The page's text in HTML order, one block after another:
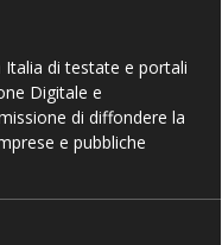
di testate e portali
Digitale e
di diffondere la
e pubbliche